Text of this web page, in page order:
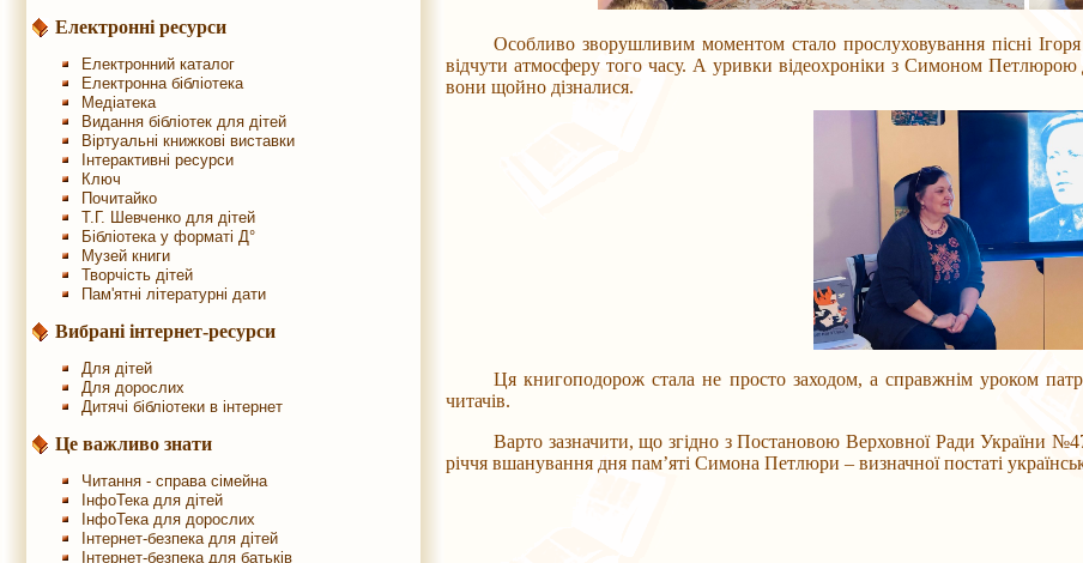
Електронні ресурси
Електронний каталог
Електронна бібліотека
Медіатека
Видання бібліотек для дітей
Віртуальні книжкові виставки
Інтерактивні ресурси
Ключ
Почитайко
Т.Г. Шевченко для дітей
Бібліотека у форматі Д°
Музей книги
Творчість дітей
Пам'ятні літературні дати
Вибрані інтернет-ресурси
Для дітей
Для дорослих
Дитячі бібліотеки в інтернет
Це важливо знати
Читання - справа сімейна
ІнфоТека для дітей
ІнфоТека для дорослих
Інтернет-безпека для дітей
Інтернет-безпека для батьків
Особливо зворушливим моментом стало прослуховування пісні
відчути атмосферу того часу. А уривки відеохроніки з Симоном Петлюрою
вони щойно дізналися.
Ця книгоподорож стала не просто заходом, а справжнім уроком
читачів.
Варто зазначити, що згідно з Постановою Верховної Ради України
річчя вшанування дня пам’яті Симона Петлюри – визначної постаті